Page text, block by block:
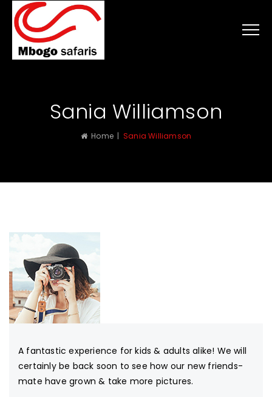
Sania Williamson
Home |Sania Williamson
A fantastic experience for kids & adults alike! We will
certainly be back soon to see how our new friends-
mate have grown & take more pictures.